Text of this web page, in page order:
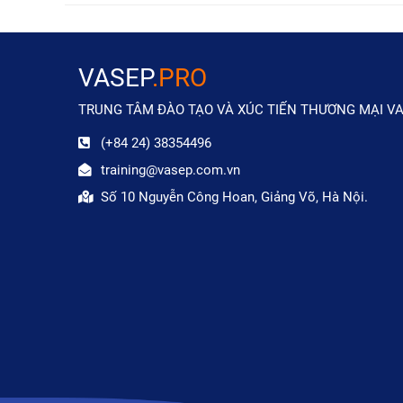
VASEP.PRO
TRUNG TÂM ĐÀO TẠO VÀ XÚC TIẾN THƯƠNG MẠI
(+84 24) 38354496
training@vasep.com.vn
Số 10 Nguyễn Công Hoan, Giảng Võ, Hà Nội.